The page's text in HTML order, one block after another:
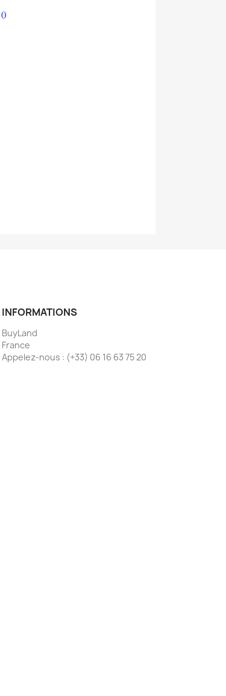
INFORMATIONS
BuyLand
France
Appelez-nous : (+33) 06 16 63 75 20